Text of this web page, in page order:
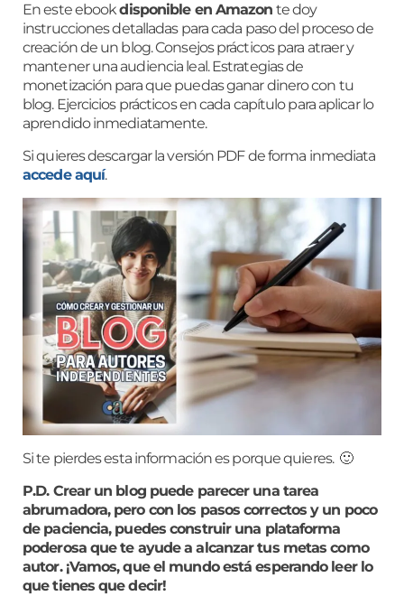
En este ebookdisponible en Amazon te doy
instrucciones detalladas para cada paso del proceso de
creación de un blog. Consejos prácticos para atraer y
mantener una audiencia leal. Estrategias de
monetización para que puedas ganar dinero con tu
blog. Ejercicios prácticos en cada capítulo para aplicar lo
aprendido inmediatamente.
Si quieres descargar la versión PDF de forma inmediata
accede aquí.
Si te pierdes esta información es porque quieres. 🙂
P.D. Crear un blog puede parecer una tarea
abrumadora, pero con los pasos correctos y un poco
de paciencia, puedes construir una plataforma
poderosa que te ayude a alcanzar tus metas como
autor. ¡Vamos, que el mundo está esperando leer lo
que tienes que decir!